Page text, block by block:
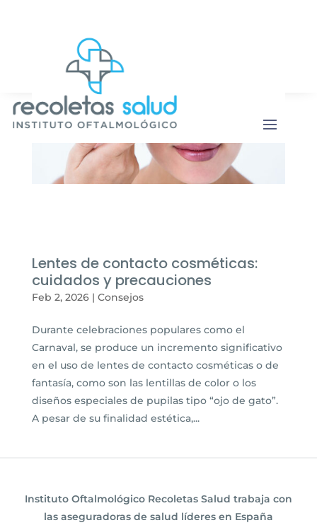
Lentes de contacto cosméticas:
cuidados y precauciones
Feb 2, 2026| Consejos
Durante celebraciones populares como el
Carnaval, se produce un incremento significativo
en el uso de lentes de contacto cosméticas o de
fantasía, como son las lentillas de color o los
diseños especiales de pupilas tipo “ojo de gato”.
A pesar de su finalidad estética,...
Instituto Oftalmológico Recoletas Salud trabaja con
las aseguradoras de salud líderes en España